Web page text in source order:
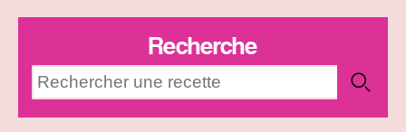
Recherche